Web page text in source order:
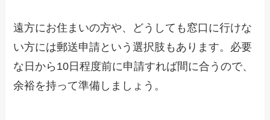
遠方にお住まいの方や、どうしても窓口に行けな
い方には郵送申請という選択肢もあります。必要
な日から10日程度前に申請すれば間に合うので、
余裕を持って準備しましょう。